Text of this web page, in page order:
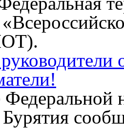
Федеральной